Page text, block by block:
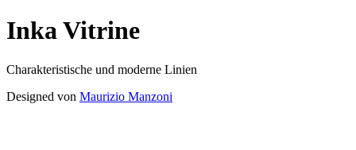
InkaVitrine
Charakteristische und moderne Linien
Designed von Maurizio Manzoni